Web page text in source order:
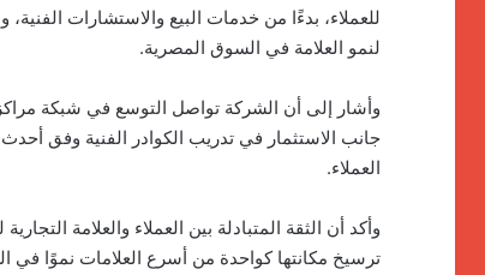
للعملاء، بدءًا من خدمات البيع والاستشارات
لنمو العلامة في السوق المصرية.
وأشار إلى أن الشركة تواصل التوسع في شبكة
جانب الاستثمار في تدريب الكوادر الفنية وفق
العملاء.
وأكد أن الثقة المتبادلة بين العملاء والعلامة
ترسيخ مكانتها كواحدة من أسرع العلامات نموًا